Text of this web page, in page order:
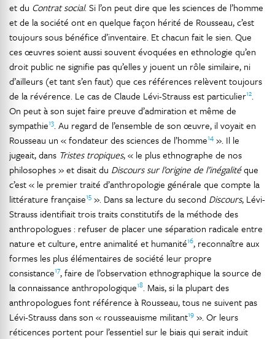
et du Contrat social. Si l’on peut dire que les sciences de l’homme
et de la société ont en quelque façon hérité de Rousseau, c’est
toujours sous bénéfice d’inventaire. Et chacun fait le sien. Que
ces œuvres soient aussi souvent évoquées en ethnologie qu’en
droit public ne signifie pas qu’elles y jouent un rôle similaire, ni
d’ailleurs (et tant s’en faut) que ces références relèvent toujours
de la révérence. Le cas de Claude Lévi-Strauss est particulier12.
On peut à son sujet faire preuve d’admiration et même de
sympathie13. Au regard de l’ensemble de son œuvre, il voyait en
Rousseau un « fondateur des sciences de l’homme14 ». Il le
jugeait, dans Tristes tropiques, « le plus ethnographe de nos
philosophes » et disait du Discours sur l’origine de l’inégalitéque
c’est « le premier traité d’anthropologie générale que compte la
littérature française15 ». Dans sa lecture du second Discours, Lévi-
Strauss identifiait trois traits constitutifs de la méthode des
anthropologues : refuser de placer une séparation radicale entre
nature et culture, entre animalité et humanité16, reconnaître aux
formes les plus élémentaires de société leur propre
consistance17, faire de l’observation ethnographique la source de
la connaissance anthropologique18. Mais, si la plupart des
anthropologues font référence à Rousseau, tous ne suivent pas
Lévi-Strauss dans son « rousseauisme militant19 ». Or leurs
réticences portent pour l’essentiel sur le biais qui serait induit